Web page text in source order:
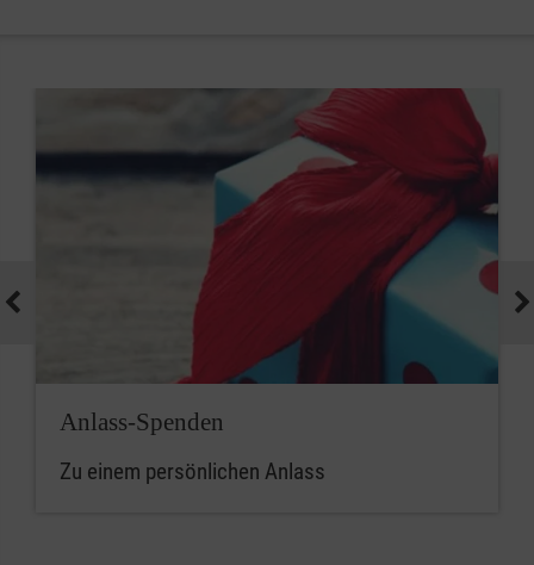
Anlass-Spenden
Zu einem persönlichen Anlass